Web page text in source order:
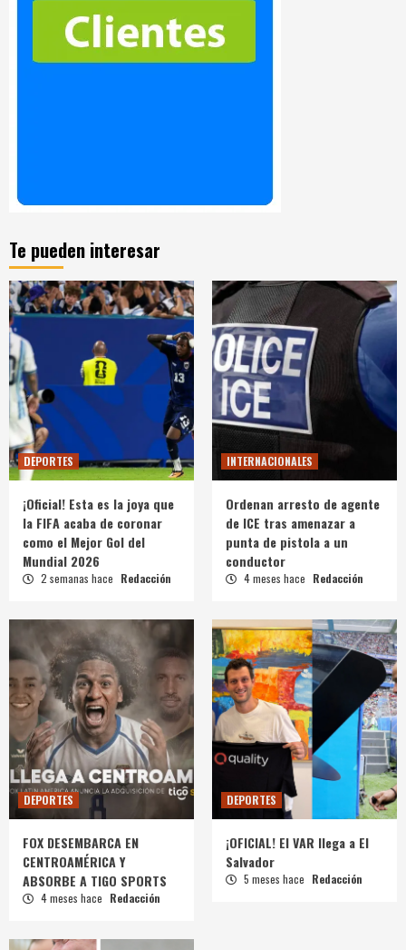
Te pueden interesar
DEPORTES
¡Oficial! Esta es la joya que
la FIFA acaba de coronar
como el Mejor Gol del
Mundial 2026
2 semanas hace Redacción
INTERNACIONALES
Ordenan arresto de agente
de ICE tras amenazar a
punta de pistola a un
conductor
4 meses hace Redacción
DEPORTES
FOX DESEMBARCA EN
CENTROAMÉRICA Y
ABSORBE A TIGO SPORTS
4 meses hace Redacción
DEPORTES
¡OFICIAL! El VAR llega a El
Salvador
5 meses hace Redacción